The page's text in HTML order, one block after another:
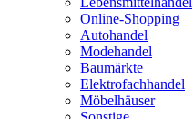
Online-Shopping
Autohandel
Modehandel
Baumärkte
Elektrofachhandel
Möbelhäuser